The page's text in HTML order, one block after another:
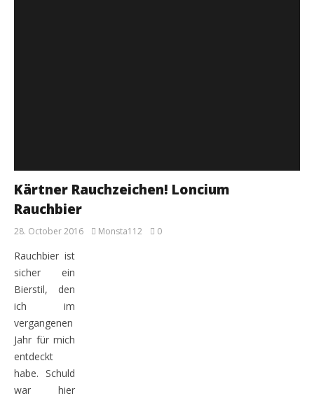
Kärtner Rauchzeichen! Loncium
Rauchbier
28. October 2016 Monsta112 0
Rauchbier ist
sicher ein
Bierstil, den
ich im
vergangenen
Jahr für mich
entdeckt
habe. Schuld
war hier